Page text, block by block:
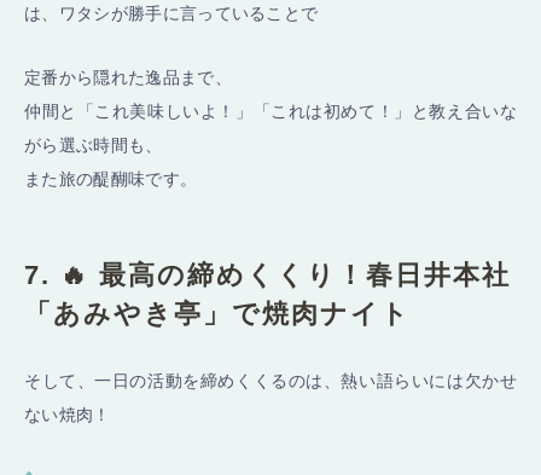
は、ワタシが勝手に言っていることで
定番から隠れた逸品まで、
仲間と「これ美味しいよ！」「これは初めて！」と教え合いな
がら選ぶ時間も、
また旅の醍醐味です。
7. 🔥 最高の締めくくり！春日井本社
「あみやき亭」で焼肉ナイト
そして、一日の活動を締めくくるのは、熱い語らいには欠かせ
ない焼肉！